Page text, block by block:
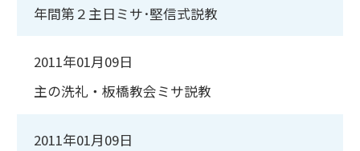
年間第２主日ミサ･堅信式説教
2011年01月09日
主の洗礼・板橋教会ミサ説教
2011年01月09日